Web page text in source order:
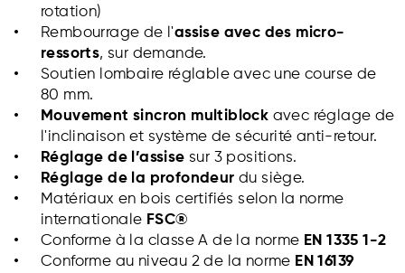
rotation)
Rembourrage de l'assise avec des micro-
ressorts, sur demande.
Soutien lombaire réglable avec une course de
80 mm.
Mouvement sincron multiblock avec réglage de
l'inclinaison et système de sécurité anti-retour.
Réglage de l’assise sur 3 positions.
Réglage de la profondeur du siège.
Matériaux en bois certifiés selon la norme
internationale FSC®
Conforme à la classe A de la norme EN 1335 1-2
Conforme au niveau 2 de la norme EN 16139